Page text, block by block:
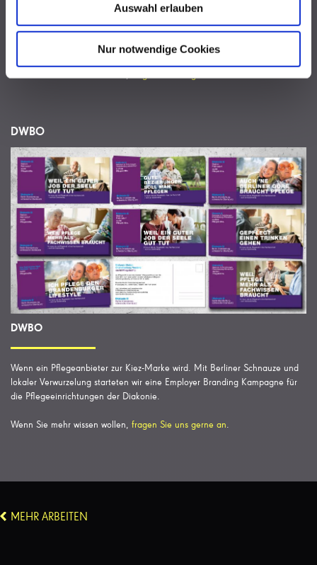
Auswahl erlauben
Nur notwendige Cookies
lokaler Verwurzelung starteten wir eine Employer Branding Kampagne für
die Pflegeeinrichtungen der Diakonie.
DWBO
DWBO
Wenn ein Pflegeanbieter zur Kiez-Marke wird. Mit Berliner Schnauze und
lokaler Verwurzelung starteten wir eine Employer Branding Kampagne für
die Pflegeeinrichtungen der Diakonie.
Wenn Sie mehr wissen wollen, fragen Sie uns gerne an.
MEHR ARBEITEN